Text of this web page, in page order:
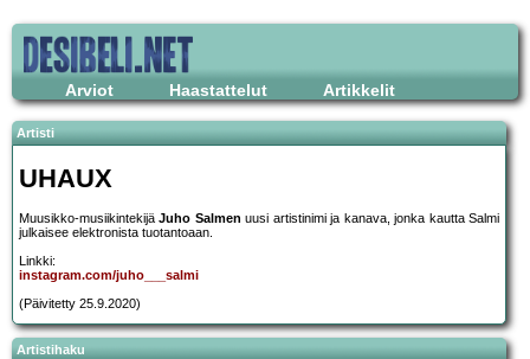
Arviot Haastattelut Artikkelit
Artisti
UHAUX
Muusikko-musiikintekijäJuho Salmen uusi artistinimi ja kanava, jonka kautta Salmi
julkaisee elektronista tuotantoaan.
Linkki:
instagram.com/juho___salmi
(Päivitetty 25.9.2020)
Artistihaku